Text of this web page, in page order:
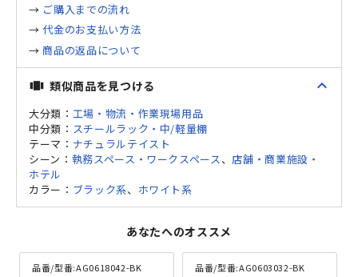
→ ご購入までの流れ
→代金のお支払い方法
→ 商品の返品について
view_carousel 類似商品を見つける expand_less
大分類： 工場・物流・作業現場用品
中分類： スチールラック・中/軽量棚
テーマ： ナチュラルテイスト
シーン： 執務スペース・ワークスペース 、 店舗・商業施設・
ホテル
カラー： ブラック系、 ホワイト系
あなたへのオススメ
品番/型番:AG0618042-BK 品番/型番:AG0603032-BK